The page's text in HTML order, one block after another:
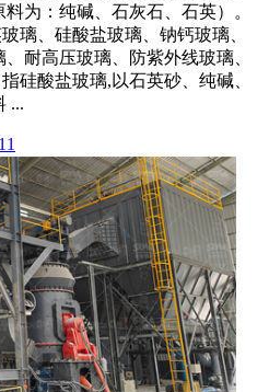
为：纯碱、石灰石、石英）。
璃、硅酸盐玻璃、钠钙玻璃、
耐高压玻璃、防紫外线玻璃、
硅酸盐玻璃,以石英砂、纯碱、
...